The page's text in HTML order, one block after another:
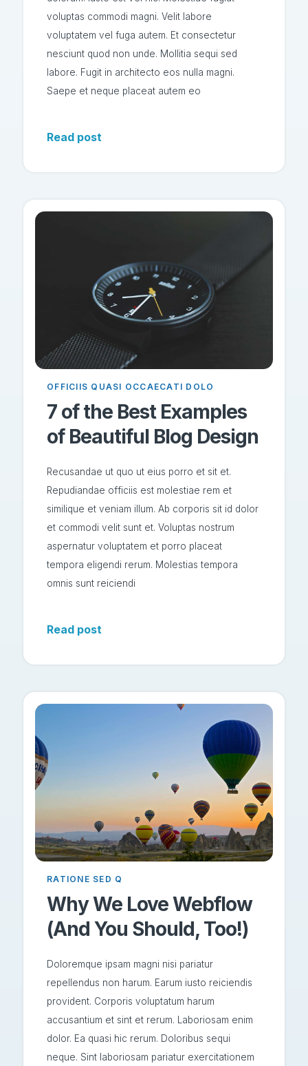
voluptas commodi magni. Velit labore
voluptatem vel fuga autem. Et consectetur
nesciunt quod non unde. Mollitia sequi sed
labore. Fugit in architecto eos nulla magni.
Saepe et neque placeat autem eo
Read post
OFFICIIS QUASI OCCAECATI DOLO
7 of the Best Examples
of Beautiful Blog Design
Recusandae ut quo ut eius porro et sit et.
Repudiandae officiis est molestiae rem et
similique et veniam illum. Ab corporis sit id dolor
et commodi velit sunt et. Voluptas nostrum
aspernatur voluptatem et porro placeat
tempora eligendi rerum. Molestias tempora
omnis sunt reiciendi
Read post
RATIONE SED Q
Why We Love Webflow
(And You Should, Too!)
Doloremque ipsam magni nisi pariatur
repellendus non harum. Earum iusto reiciendis
provident. Corporis voluptatum harum
accusantium et sint et rerum. Laboriosam enim
dolor. Ea quasi hic rerum. Doloribus sequi
neque. Sint laboriosam pariatur exercitationem